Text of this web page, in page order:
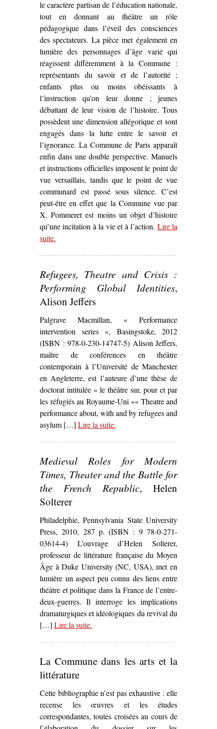
le caractère partisan de l’éducation nationale,
tout en donnant au théâtre un rôle
pédagogique dans l’éveil des consciences
des spectateurs. La pièce met également en
lumière des personnages d’âge varié qui
réagissent différemment à la Commune :
représentants du savoir et de l’autorité ;
enfants plus ou moins obéissants à
l’instruction qu’on leur donne ; jeunes
débattant de leur vision de l’histoire. Tous
possèdent une dimension allégorique et sont
engagés dans la lutte entre le savoir et
l’ignorance. La Commune de Paris apparaît
enfin dans une double perspective. Manuels
et instructions officielles imposent le point de
vue versaillais, tandis que le point de vue
communard est passé sous silence. C’est
peut-être en effet que la Commune vue par
X. Pommeret est moins un objet d’histoire
qu’une incitation à la vie et à l’action. Lire la
suite– ‘Sur
.
Refugees, Theatre and Crisis :
Performing Global Identities,
Alison Jeffers
Palgrave Macmillan, « Performance
intervention series », Basingstoke, 2012
(ISBN : 978-0-230-14747-5) Alison Jeffers,
maître de conférences en théâtre
contemporain à l’Université de Manchester
en Angleterre, est l’auteure d’une thèse de
doctorat intitulée « le théâtre sur, pour et par
les réfugiés au Royaume-Uni »« Theatre and
performance about, with and by refugees and
asylum […] Lire la suite– ‘
.
Medieval Roles for Modern
Times, Theater and the Battle for
the French Republic, Helen
Solterer
Philadelphie, Pennsylvania State University
Press, 2010, 287 p. (ISBN : 9 78-0-271-
03614-4) L’ouvrage d’Helen Solterer,
professeur de littérature française du Moyen
Âge à Duke University (NC, USA), met en
lumière un aspect peu connu des liens entre
théâtre et politique dans la France de l’entre-
deux-guerres. Il interroge les implications
dramaturgiques et idéologiques du revival du
[…] Lire la suite– ‘
.
La Commune dans les arts et la
littérature
Cette bibliographie n’est pas exhaustive : elle
recense les œuvres et les études
correspondantes, toutes croisées au cours de